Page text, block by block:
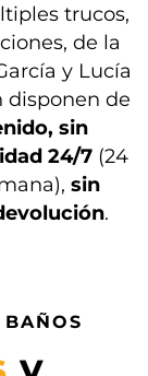
trucos,
de la
y Lucía
disponen de
sin
24/7 (24
sin
.